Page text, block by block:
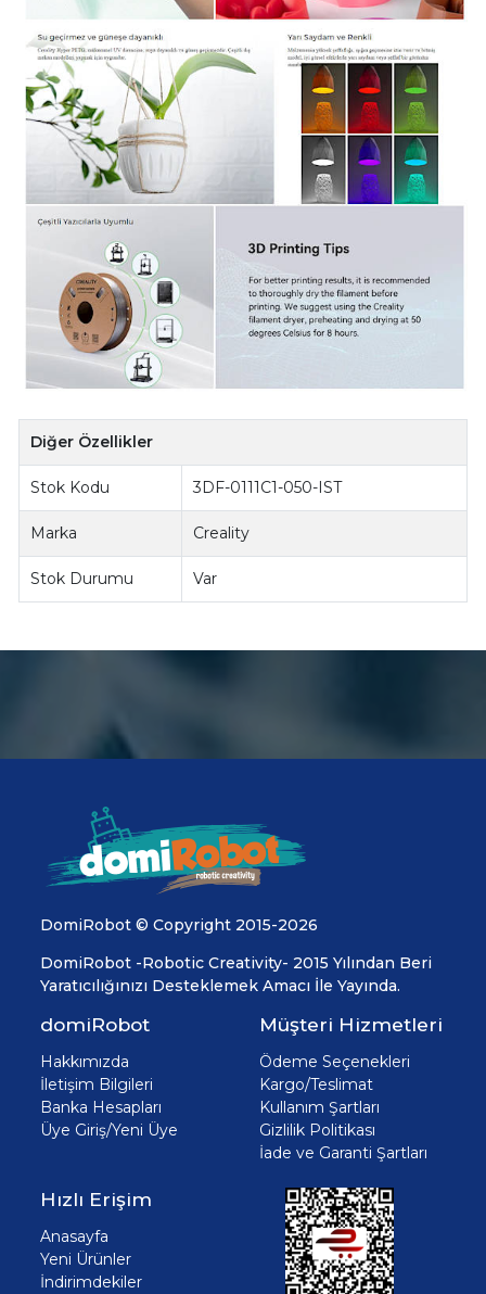
Diğer Özellikler
Stok Kodu 3DF-0111C1-050-IST
Marka Creality
Stok Durumu Var
DomiRobot © Copyright 2015-2026
DomiRobot -Robotic Creativity- 2015 Yılından Beri
Yaratıcılığınızı Desteklemek Amacı İle Yayında.
domiRobot
Hakkımızda
İletişim Bilgileri
Banka Hesapları
Üye Giriş/Yeni Üye
Müşteri Hizmetleri
Ödeme Seçenekleri
Kargo/Teslimat
Kullanım Şartları
Gizlilik Politikası
İade ve Garanti Şartları
Hızlı Erişim
Anasayfa
Yeni Ürünler
İndirimdekiler